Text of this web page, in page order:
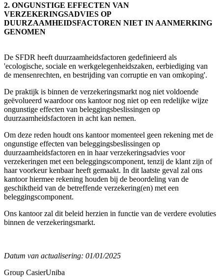
2. ONGUNSTIGE EFFECTEN VAN
VERZEKERINGSADVIES OP
DUURZAAMHEIDSFACTOREN NIET IN AANMERKING
GENOMEN
De SFDR heeft duurzaamheidsfactoren gedefinieerd als
'ecologische, sociale en werkgelegenheidszaken, eerbiediging van
de mensenrechten, en bestrijding van corruptie en van omkoping'.
De praktijk is binnen de verzekeringsmarkt nog niet voldoende
geëvolueerd waardoor ons kantoor nog niet op een redelijke wijze
ongunstige effecten van beleggingsbeslissingen op
duurzaamheidsfactoren in acht kan nemen.
Om deze reden houdt ons kantoor momenteel geen rekening met de
ongunstige effecten van beleggingsbeslissingen op
duurzaamheidsfactoren en in haar verzekeringsadvies voor
verzekeringen met een beleggingscomponent, tenzij de klant zijn of
haar voorkeur kenbaar heeft gemaakt. In dit laatste geval zal ons
kantoor hiermee rekening houden bij de beoordeling van de
geschiktheid van de betreffende verzekering(en) met een
beleggingscomponent.
Ons kantoor zal dit beleid herzien in functie van de verdere evoluties
binnen de verzekeringsmarkt.
Datum van actualisering: 01/01/2025
Group CasierUniba